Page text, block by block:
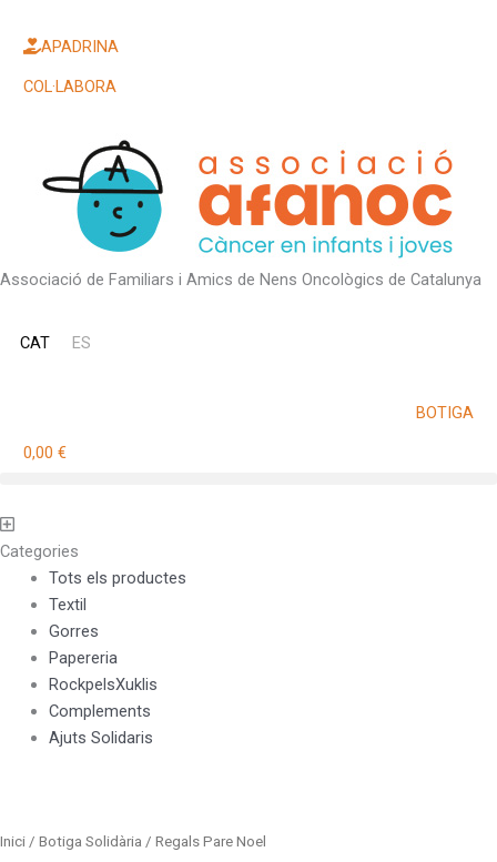
APADRINA
COL·LABORA
Associació de Familiars i Amics de Nens Oncològics de Catalunya
CAT ES
BOTIGA
0,00 €Cistella
Main
Menu
Categories
Tots els productes
Textil
Gorres
Papereria
RockpelsXuklis
Complements
Ajuts Solidaris
Inici / Botiga Solidària / Regals Pare Noel